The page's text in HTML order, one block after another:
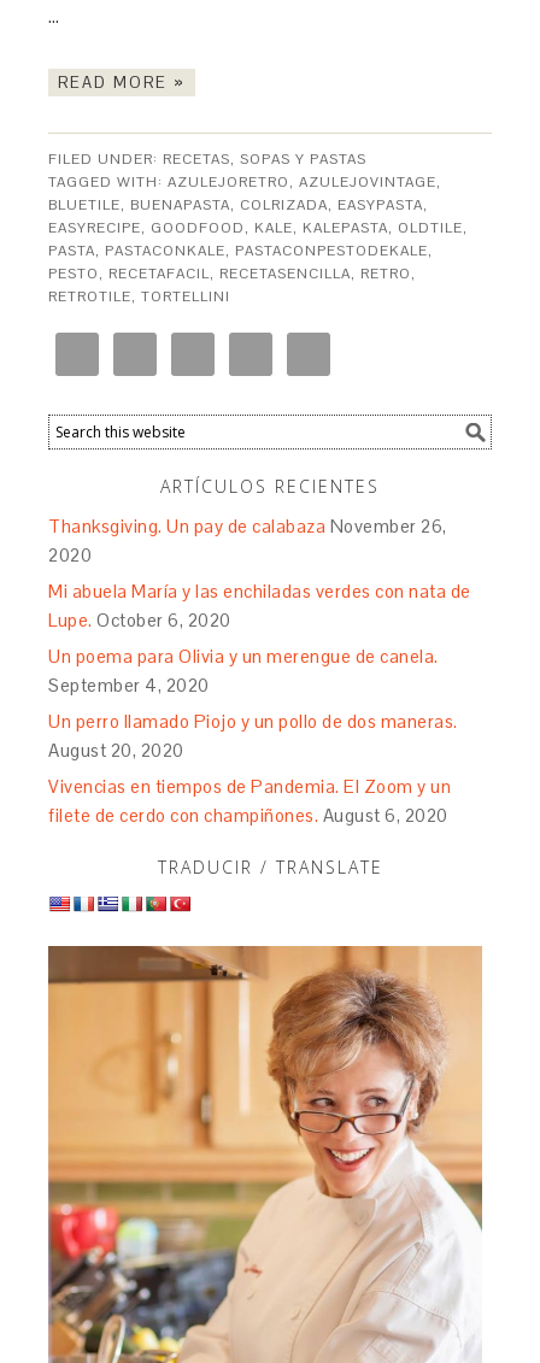
…
READ MORE »
FILED UNDER: RECETAS,SOPAS Y PASTAS
TAGGED WITH:AZULEJORETRO,AZULEJOVINTAGE,
BLUETILE, BUENAPASTA, COLRIZADA, EASYPASTA,
EASYRECIPE, GOODFOOD, KALE, KALEPASTA, OLDTILE,
PASTA, PASTACONKALE, PASTACONPESTODEKALE,
PESTO, RECETAFACIL, RECETASENCILLA, RETRO,
RETROTILE,TORTELLINI
ARTÍCULOS RECIENTES
Thanksgiving. Un pay de calabaza November 26,
2020
Mi abuela María y las enchiladas verdes con nata de
Lupe. October 6, 2020
Un poema para Olivia y un merengue de canela.
September 4, 2020
Un perro llamado Piojo y un pollo de dos maneras.
August 20, 2020
Vivencias en tiempos de Pandemia. El Zoom y un
filete de cerdo con champiñones. August 6, 2020
TRADUCIR / TRANSLATE